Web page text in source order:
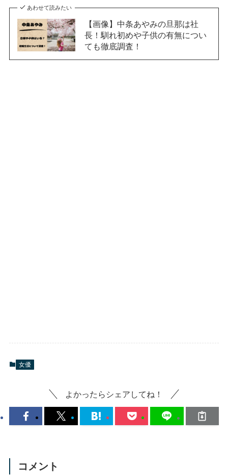
あわせて読みたい
【画像】中条あやみの旦那は社
長！馴れ初めや子供の有無につい
ても徹底調査！
女優
よかったらシェアしてね！
コメント